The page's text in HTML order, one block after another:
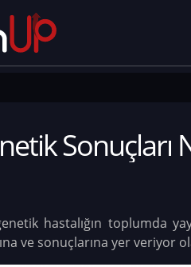
Sonuçları
hastalığın toplumda
ve sonuçlarına yer veriyor